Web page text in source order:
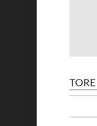
TORE